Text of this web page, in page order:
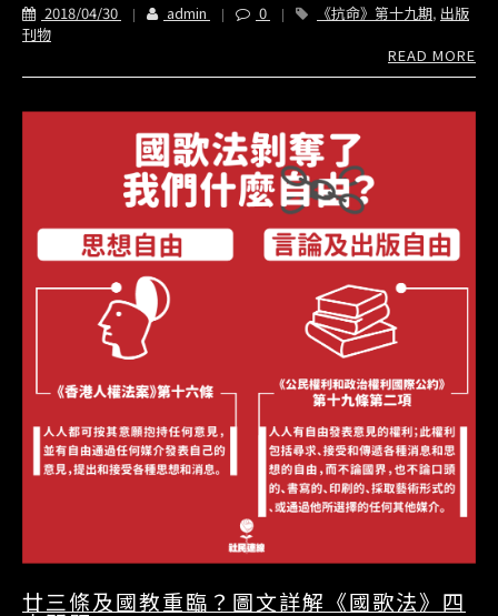
2018/04/30 admin 0 《抗命》第十九期, 出版
刊物
READ MORE
廿三條及國教重臨？圖文詳解《國歌法》四